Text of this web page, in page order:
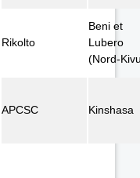
Rikolto
Beni et
Lubero
(Nord-
APCSC Kinshasa